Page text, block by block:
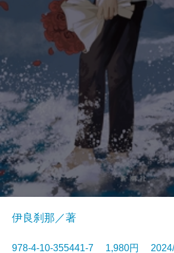
伊良刹那／著
978-4-10-355441-7 1,980円